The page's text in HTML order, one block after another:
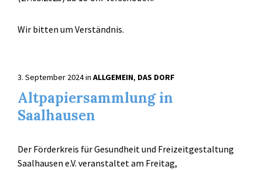
Wir bitten um Verständnis.
3. September 2024in ALLGEMEIN, DAS DORF
Altpapiersammlung in
Saalhausen
Der Förderkreis für Gesundheit und Freizeitgestaltung
Saalhausen e.V. veranstaltet am Freitag,